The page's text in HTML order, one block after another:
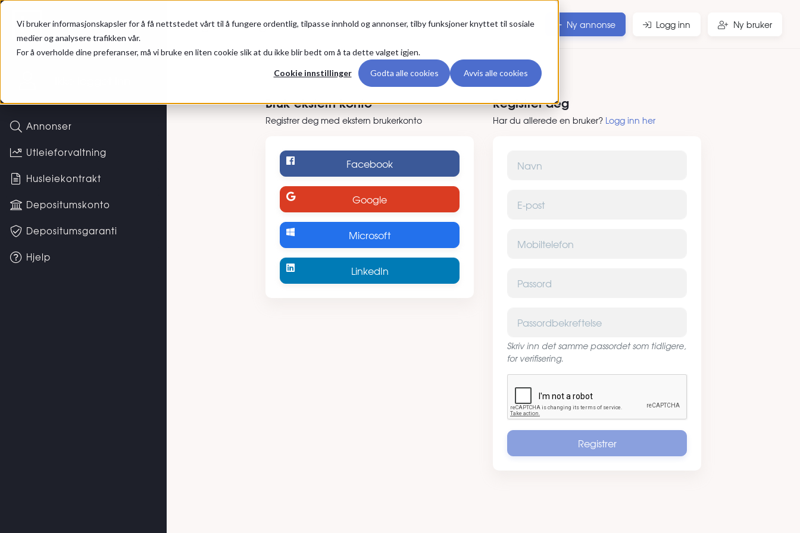
Vi bruker informasjonskapsler for å få nettstedet vårt til å fungere ordentlig, tilpasse innhold og annonser, tilby funksjoner knyttet til sosiale
medier og analysere trafikken vår.
For å overholde dine preferanser, må vi bruke en liten cookie slik at du ikke blir bedt om å ta dette valget igjen.
Cookie innstillinger Godta alle cookies Avvis alle cookies
Hybel
Annonser
Utleieforvaltning
Husleiekontrakt
Depositumskonto
Depositumsgaranti
Hjelp
Registrer deg Premium Ny annonse Logg inn Ny bruker
Registrer deg
Bruk ekstern konto
Registrer deg med ekstern brukerkonto
Facebook
Google
Microsoft
LinkedIn
Registrer deg
Har du allerede en bruker? Logg inn her
Skriv inn det samme passordet som tidligere,
for verifisering.
Captcha
Registrer